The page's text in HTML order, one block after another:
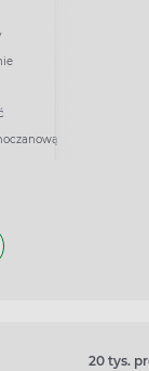
20 tys.